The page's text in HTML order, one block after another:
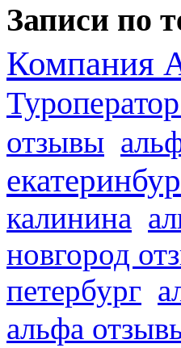
Записи по
Компания
отзывы
калинина
новгород
петербург
альфа